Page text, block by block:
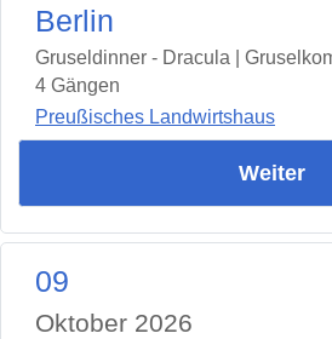
Berlin
Gruseldinner - Dracula |
4 Gängen
Preußisches Landwirtshaus
Weiter
09
Oktober 2026